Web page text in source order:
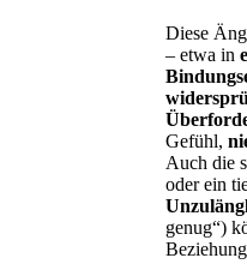
Diese
– etwa in
Gefühl,
Auch die
oder ein
genug“)